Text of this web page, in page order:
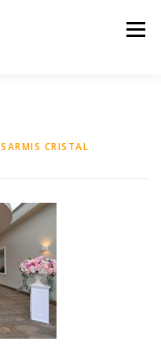
Meniu
SARMIS CRISTAL